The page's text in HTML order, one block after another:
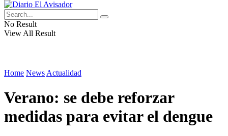
No Result
View All Result
Home News Actualidad
Verano: se debe reforzar
medidas para evitar el dengue